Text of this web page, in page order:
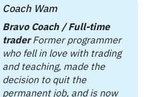
Coach Wam
Bravo Coach / Full-time
traderFormer programmer
who fell in love with trading
and teaching, made the
decision to quit the